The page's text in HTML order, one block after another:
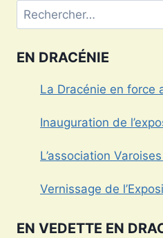
Rechercher :
EN DRACÉNIE
La Dracénie en force
Inauguration de
L’association
Vernissage de
EN VEDETTE EN